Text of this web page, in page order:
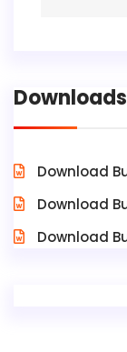
Downloads
Download
Download
Download